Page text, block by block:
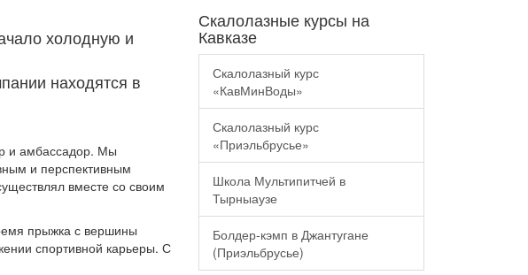
холодную и
находятся в
и амбассадор. Мы
и перспективным
вместе со своим
прыжка с вершины
спортивной карьеры. С
Скалолазные курсы на
Кавказе
Скалолазный курс
«КавМинВоды»
Скалолазный курс
«Приэльбрусье»
Школа Мультипитчей в
Тырныаузе
Болдер-кэмп в Джантугане
(Приэльбрусье)